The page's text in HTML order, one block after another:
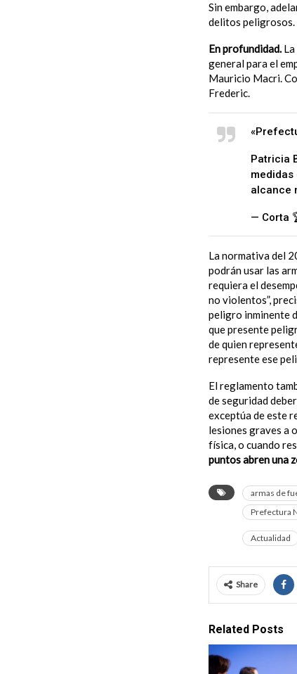
Sin embargo,
delitos peligrosos.
En profundidad.La
general para el
Mauricio Macri.
Frederic.
Patricia
medidas
alcance
— Corta
La normativa del
podrán usar las
requiera el
no violentos”,
peligro inminente
que presente
de quien
represente ese
El reglamento
de seguridad
exceptúa de este
lesiones graves a
física, o cuando
puntos abren una
armas de
Prefectura
Actualidad
Share
Related Posts